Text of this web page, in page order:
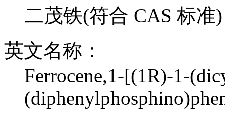
二茂铁(符合 CAS 标准
英文名称：
Ferrocene,1-[(1R)-1-